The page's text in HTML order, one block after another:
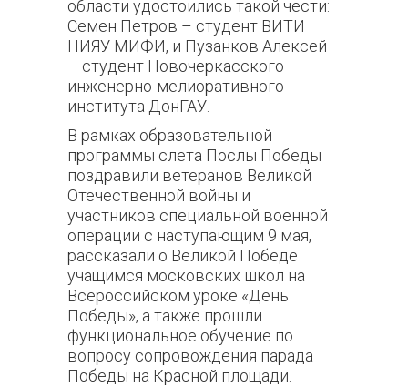
области удостоились такой чести:
Семен Петров – студент ВИТИ
НИЯУ МИФИ, и Пузанков Алексей
– студент Новочеркасского
инженерно-мелиоративного
института ДонГАУ.
В рамках образовательной
программы слета Послы Победы
поздравили ветеранов Великой
Отечественной войны и
участников специальной военной
операции с наступающим 9 мая,
рассказали о Великой Победе
учащимся московских школ на
Всероссийском уроке «День
Победы», а также прошли
функциональное обучение по
вопросу сопровождения парада
Победы на Красной площади.